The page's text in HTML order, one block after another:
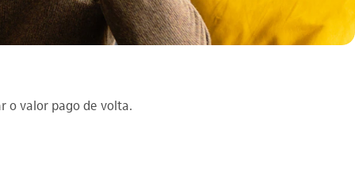
o valor pago de volta.